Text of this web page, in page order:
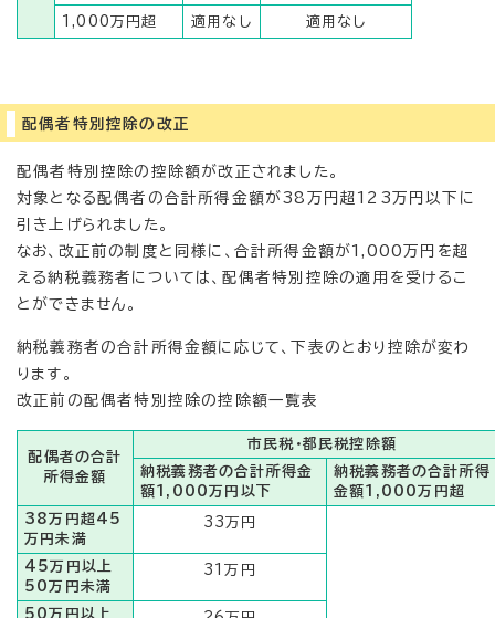
1,000万円超 適用なし 適用なし
配偶者特別控除の改正
配偶者特別控除の控除額が改正されました。
対象となる配偶者の合計所得金額が38万円超123万円以下に
引き上げられました。
なお、改正前の制度と同様に、合計所得金額が1,000万円を超
える納税義務者については、配偶者特別控除の適用を受けるこ
とができません。
納税義務者の合計所得金額に応じて、下表のとおり控除が変わ
ります。
改正前の配偶者特別控除の控除額一覧表
配偶者の合計
所得金額
市民税・都民税控除額
納税義務者の合計所得金
額1,000万円以下
納税義務者の合計所得
金額1,000万円超
38万円超45
万円未満
33万円
45万円以上
50万円未満
31万円
50万円以上